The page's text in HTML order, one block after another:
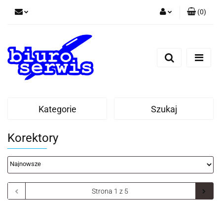
Zarejestruj się
(0)
Kategorie Szukaj
Korektory